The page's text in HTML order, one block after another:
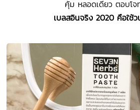
คุ้ม หลอดเดียว ตอบโจ
เบลสอินจริง 2020 คือใช้ว